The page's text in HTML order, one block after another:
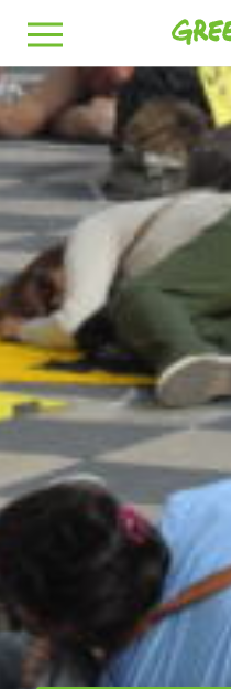
MENU